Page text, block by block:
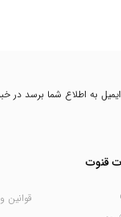
به اطلاع شما برسد در
قنوت
قوانین